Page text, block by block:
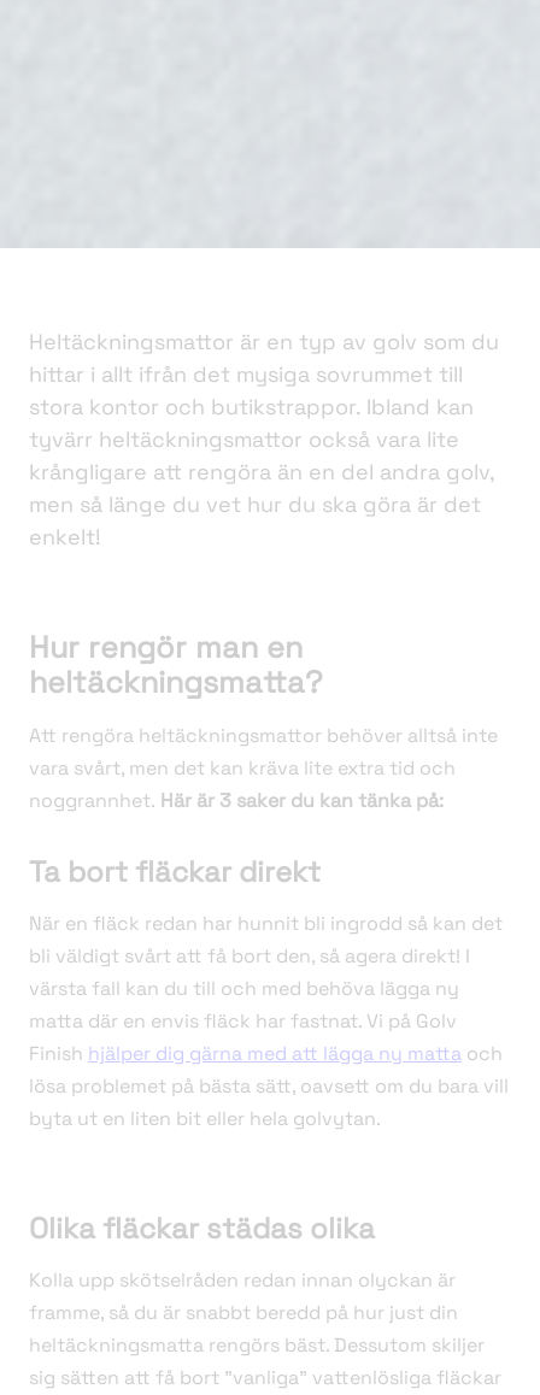
Heltäckningsmattor är en typ av golv som du
hittar i allt ifrån det mysiga sovrummet till
stora kontor och butikstrappor. Ibland kan
tyvärr heltäckningsmattor också vara lite
krångligare att rengöra än en del andra golv,
men så länge du vet hur du ska göra är det
enkelt!
Hur rengör man en
heltäckningsmatta?
Att rengöra heltäckningsmattor behöver alltså inte
vara svårt, men det kan kräva lite extra tid och
noggrannhet. Här är 3 saker du kan tänka på:
Ta bort fläckar direkt
När en fläck redan har hunnit bli ingrodd så kan det
bli väldigt svårt att få bort den, så agera direkt! I
värsta fall kan du till och med behöva lägga ny
matta där en envis fläck har fastnat. Vi på Golv
Finish hjälper dig gärna med att lägga ny matta och
lösa problemet på bästa sätt, oavsett om du bara vill
byta ut en liten bit eller hela golvytan.
Olika fläckar städas olika
Kolla upp skötselråden redan innan olyckan är
framme, så du är snabbt beredd på hur just din
heltäckningsmatta rengörs bäst. Dessutom skiljer
sig sätten att få bort ”vanliga” vattenlösliga fläckar